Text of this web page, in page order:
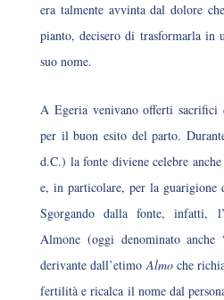
era talmente avvinta dal dolore
pianto, decisero di trasformarla in
suo nome.
A Egeria venivano offerti sacrifici
per il buon esito del parto.
d.C.) la fonte diviene celebre
e, in particolare, per la guarigione
Sgorgando dalla fonte, infatti,
Almone (oggi denominato anche
derivante dall’etimoAlmoche
fertilità e ricalca il nome dal